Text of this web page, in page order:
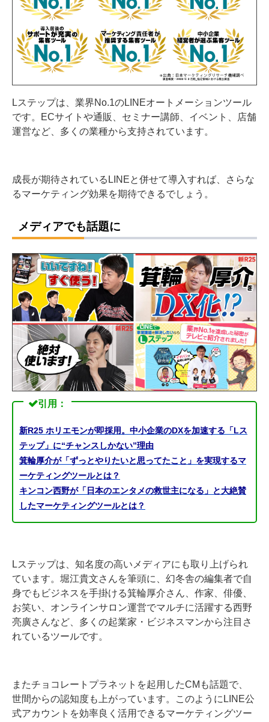
Lステップは、業界No.1のLINEオートメーションツール
です。ECサイトや通販、セミナー講師、イベント、店舗
運営など、多くの業種から支持されています。
成長が期待されているLINEと併せて導入すれば、さらな
るマーケティング効果を期待できるでしょう。
メディアでも話題に
引用：
新R25 ホリエモンが即採用。中小企業のDXを加速する「Lス
テップ」に“チャンスしかない”理由
箕輪厚介が「ずっとやりたいと思ってたこと」を実現するマ
ーケティングツールとは？
キンコン西野が「日本のエンタメの救世主になる」と大絶賛
したマーケティングツールとは？
Lステップは、知名度の高いメディアにも取り上げられ
ています。堀江貴文さんを筆頭に、幻冬舎の編集者で自
身でもビジネスを手掛ける箕輪厚介さん、作家、俳優、
お笑い、オンラインサロン運営でマルチに活躍する西野
亮廣さんなど、多くの起業家・ビジネスマンから注目さ
れているツールです。
またチョコレートプラネットを起用したCMも話題で、
世間からの認知度も上がっています。このようにLINE公
式アカウントを効率良く活用できるマーケティングツー